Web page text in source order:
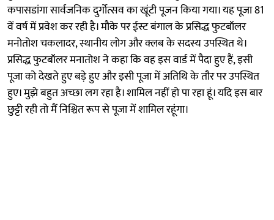
कपासडांगा सार्वजनिक दुर्गोत्सव का खूंटी पूजन किया गया। यह पूजा 81
वें वर्ष में प्रवेश कर रही है। मौके पर ईस्ट बंगाल के प्रसिद्ध फुटबॉलर
मनोतोश चकलादर, स्थानीय लोग और क्लब के सदस्य उपस्थित थे।
प्रसिद्ध फुटबॉलर मनातोश ने कहा कि वह इस वार्ड में पैदा हुए हैं, इसी
पूजा को देखते हुए बड़े हुए और इसी पूजा में अतिथि के तौर पर उपस्थित
हुए। मुझे बहुत अच्छा लग रहा है। शामिल नहीं हो पा रहा हूं। यदि इस बार
छुट्टी रही तो मैं निश्चित रूप से पूजा में शामिल रहूंगा।